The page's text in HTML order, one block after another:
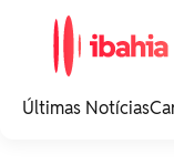
noticias e
Últimas Notícias